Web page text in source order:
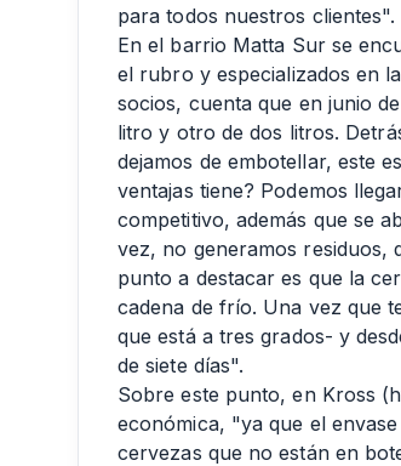
para todos nuestros clientes".
En el barrio Matta Sur se
el rubro y especializados en
socios, cuenta que en junio
litro y otro de dos litros.
dejamos de embotellar, este
ventajas tiene? Podemos
competitivo, además que se
vez, no generamos residuos,
punto a destacar es que la
cadena de frío. Una vez que
que está a tres grados- y
de siete días".
Sobre este punto, en Kross
económica, "ya que el
cervezas que no están en